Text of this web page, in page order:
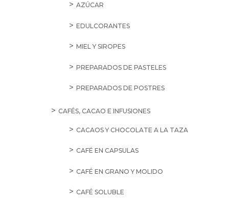
AZÚCAR
EDULCORANTES
MIEL Y SIROPES
PREPARADOS DE PASTELES
PREPARADOS DE POSTRES
CAFÉS, CACAO E INFUSIONES
CACAOS Y CHOCOLATE A LA TAZA
CAFÉ EN CAPSULAS
CAFÉ EN GRANO Y MOLIDO
CAFÉ SOLUBLE